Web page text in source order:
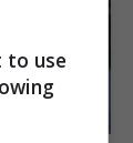
to use